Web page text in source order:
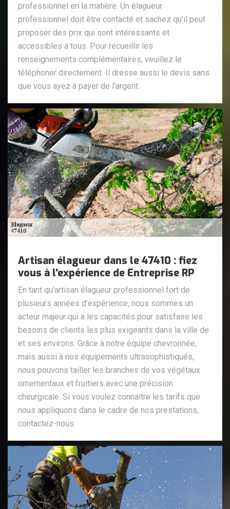
professionnel en la matière. Un élagueur
professionnel doit être contacté et sachez qu'il peut
proposer des prix qui sont intéressants et
accessibles à tous. Pour recueillir les
renseignements complémentaires, veuillez le
téléphoner directement. Il dresse aussi le devis sans
que vous ayez à payer de l'argent.
Artisan élagueur dans le 47410 : fiez
vous à l’expérience de Entreprise RP
En tant qu’artisan élagueur professionnel fort de
plusieurs années d’expérience, nous sommes un
acteur majeur qui a les capacités pour satisfaire les
besoins de clients les plus exigeants dans la ville de
et ses environs. Grâce à notre équipe chevronnée,
mais aussi à nos équipements ultrasophistiqués,
nous pouvons tailler les branches de vos végétaux
ornementaux et fruitiers avec une précision
chirurgicale. Si vous voulez connaitre les tarifs que
nous appliquons dans le cadre de nos prestations,
contactez-nous.